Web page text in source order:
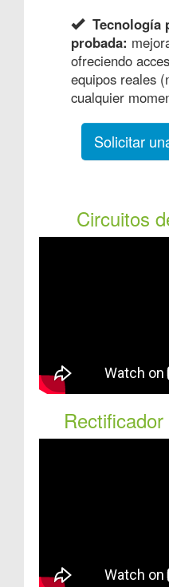
Tecnología
probada:
ofreciendo
equipos reales
cualquier
Solicitar
Circuitos